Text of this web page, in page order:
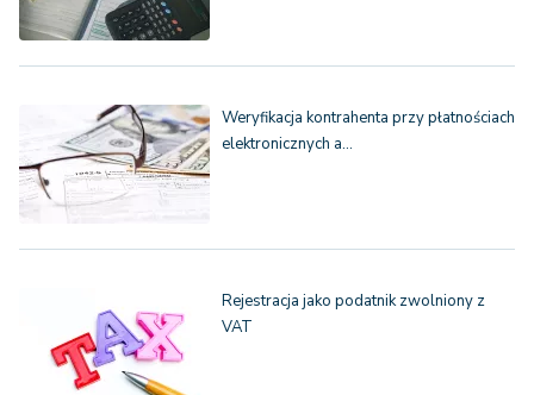
Weryfikacja kontrahenta przy płatnościach
elektronicznych a…
Rejestracja jako podatnik zwolniony z
VAT